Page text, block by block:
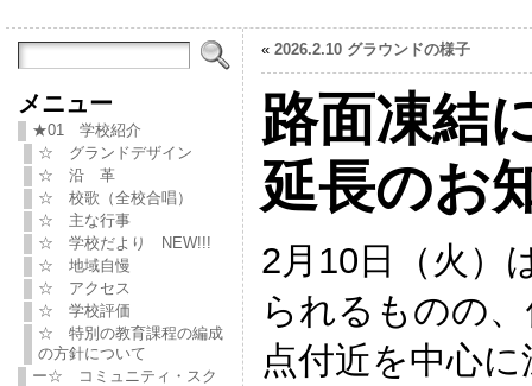
メニュー
★01 学校紹介
☆ グランドデザイン
☆ 沿 革
☆ 校歌（全校合唱）
☆ 主な行事
☆ 学校だより NEW!!!
☆ 地域自慢
☆ アクセス
☆ 学校評価
☆ 特別の教育課程の編成
の方針について
ー☆ コミュニティ・スク
« 2026.2.10 グラウンドの様子
路面凍結
延長のお
2月10日（火）
られるものの
点付近を中心